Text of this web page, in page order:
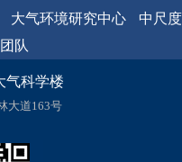
大气环境研究中心
中尺度
队
气科学楼
大道163号